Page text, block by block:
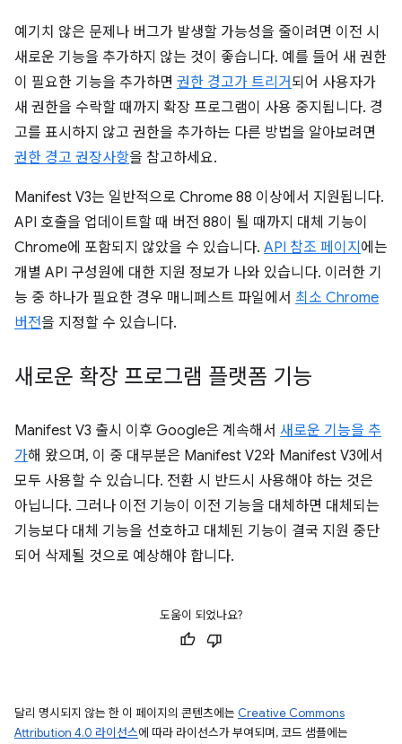
예기치 않은 문제나 버그가 발생할 가능성을 줄이려면 이전 시
새로운 기능을 추가하지 않는 것이 좋습니다. 예를 들어 새 권한
이 필요한 기능을 추가하면 권한 경고가 트리거 되어 사용자가
새 권한을 수락할 때까지 확장 프로그램이 사용 중지됩니다. 경
고를 표시하지 않고 권한을 추가하는 다른 방법을 알아보려면
권한 경고 권장사항을 참고하세요.
Manifest V3는 일반적으로 Chrome 88 이상에서 지원됩니다.
API 호출을 업데이트할 때 버전 88이 될 때까지 대체 기능이
Chrome에 포함되지 않았을 수 있습니다. API 참조 페이지 에는
개별 API 구성원에 대한 지원 정보가 나와 있습니다. 이러한 기
능 중 하나가 필요한 경우 매니페스트 파일에서 최소 Chrome
버전을 지정할 수 있습니다.
새로운 확장 프로그램 플랫폼 기능
Manifest V3 출시 이후 Google은 계속해서 새로운 기능을 추
가해 왔으며, 이 중 대부분은 Manifest V2와 Manifest V3에서
모두 사용할 수 있습니다. 전환 시 반드시 사용해야 하는 것은
아닙니다. 그러나 이전 기능이 이전 기능을 대체하면 대체되는
기능보다 대체 기능을 선호하고 대체된 기능이 결국 지원 중단
되어 삭제될 것으로 예상해야 합니다.
도움이 되었나요?
달리 명시되지 않는 한 이 페이지의 콘텐츠에는 Creative Commons
Attribution 4.0 라이선스에 따라 라이선스가 부여되며, 코드 샘플에는